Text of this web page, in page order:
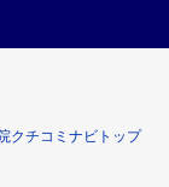
クチコミナビトップ